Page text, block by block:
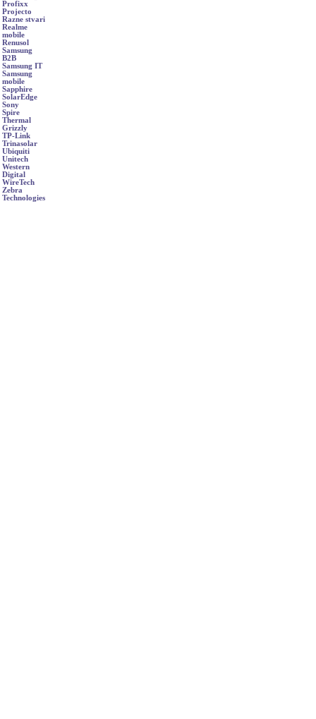
Profixx
Projecto
Razne stvari
Realme
mobile
Renusol
Samsung
B2B
Samsung IT
Samsung
mobile
Sapphire
SolarEdge
Sony
Spire
Thermal
Grizzly
TP-Link
Trinasolar
Ubiquiti
Unitech
Western
Digital
WireTech
Zebra
Technologies